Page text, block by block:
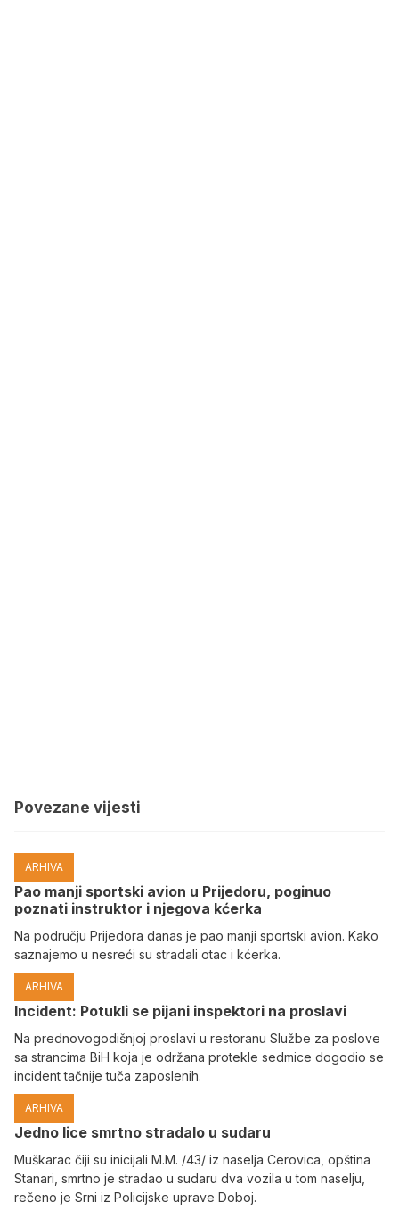
Povezane vijesti
ARHIVA
Pao manji sportski avion u Prijedoru, poginuo
poznati instruktor i njegova kćerka
Na području Prijedora danas je pao manji sportski avion. Kako
saznajemo u nesreći su stradali otac i kćerka.
ARHIVA
Incident: Potukli se pijani inspektori na proslavi
Na prednovogodišnjoj proslavi u restoranu Službe za poslove
sa strancima BiH koja je održana protekle sedmice dogodio se
incident tačnije tuča zaposlenih.
ARHIVA
Јedno lice smrtno stradalo u sudaru
Muškarac čiji su inicijali M.M. /43/ iz naselja Cerovica, opština
Stanari, smrtno je stradao u sudaru dva vozila u tom naselju,
rečeno je Srni iz Policijske uprave Doboj.